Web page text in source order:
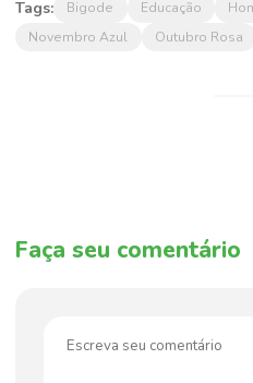
Tags: Bigode Educação
Novembro Azul
Outubro Rosa
Faça seu comentário